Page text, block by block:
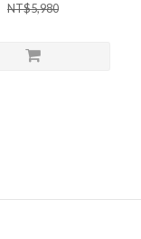
NT$5,980